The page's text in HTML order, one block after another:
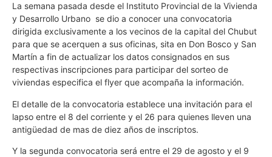
La semana pasada desde el Instituto Provincial de la Vivienda
y Desarrollo Urbano se dio a conocer una convocatoria
dirigida exclusivamente a los vecinos de la capital del Chubut
para que se acerquen a sus oficinas, sita en Don Bosco y San
Martín a fin de actualizar los datos consignados en sus
respectivas inscripciones para participar del sorteo de
viviendas especifica el flyer que acompaña la información.
El detalle de la convocatoria establece una invitación para el
lapso entre el 8 del corriente y el 26 para quienes lleven una
antigüedad de mas de diez años de inscriptos.
Y la segunda convocatoria será entre el 29 de agosto y el 9